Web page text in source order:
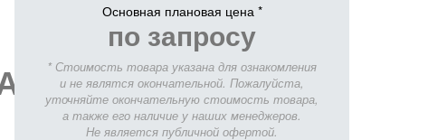
Основная плановая цена *
по запросу
* Стоимость товара указана для ознакомления
и не являтся окончательной. Пожалуйста,
уточняйте окончательную стоимость товара,
а также его наличие у наших менеджеров.
Не является публичной офертой.